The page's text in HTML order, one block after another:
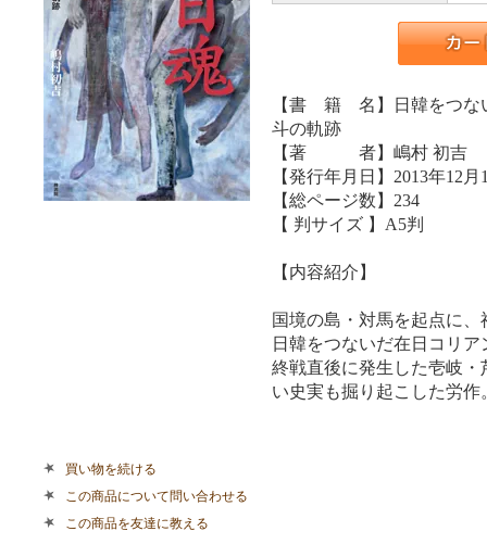
【書 籍 名】日韓をつな
斗の軌跡
【著 者】嶋村 初吉
【発行年月日】2013年12月
【総ページ数】234
【 判サイズ 】A5判
【内容紹介】
国境の島・対馬を起点に
日韓をつないだ在日コリア
終戦直後に発生した壱岐
い史実も掘り起こした労作
買い物を続ける
この商品について問い合わせる
この商品を友達に教える